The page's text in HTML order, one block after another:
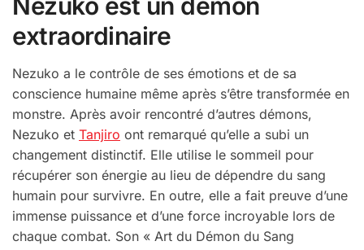
extraordinaire
Nezuko a le contrôle de ses émotions et de sa
conscience humaine même après s’être transformée en
monstre. Après avoir rencontré d’autres démons,
Nezuko et Tanjiro ont remarqué qu’elle a subi un
changement distinctif. Elle utilise le sommeil pour
récupérer son énergie au lieu de dépendre du sang
humain pour survivre. En outre, elle a fait preuve d’une
immense puissance et d’une force incroyable lors de
chaque combat. Son « Art du Démon du Sang